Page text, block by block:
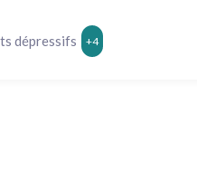
dépressifs
+4